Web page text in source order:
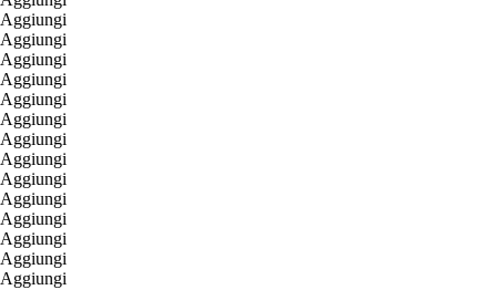
Aggiungi
Aggiungi
Aggiungi
Aggiungi
Aggiungi
Aggiungi
Aggiungi
Aggiungi
Aggiungi
Aggiungi
Aggiungi
Aggiungi
Aggiungi
Aggiungi